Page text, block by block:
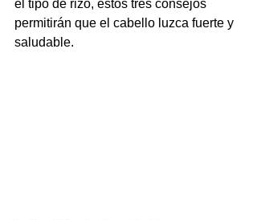
el tipo de rizo, estos tres consejos
permitirán que el cabello luzca fuerte y
saludable.